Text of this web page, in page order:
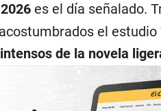
es el día señalado.
el
intensos de la novela